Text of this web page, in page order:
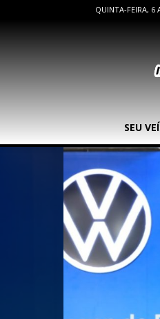
QUINTA-FEIRA, 6
SEU